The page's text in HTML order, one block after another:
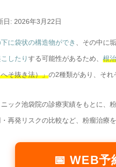
日: 2026年3月22日
に袋状の構造物ができ 、その中に
したりする可能性があるため、 根
そ抜き法）」の2種類があり、それ
ック池袋院の診療実績をもとに
再発リスクの比較など、粉瘤治療
📅 WEB予